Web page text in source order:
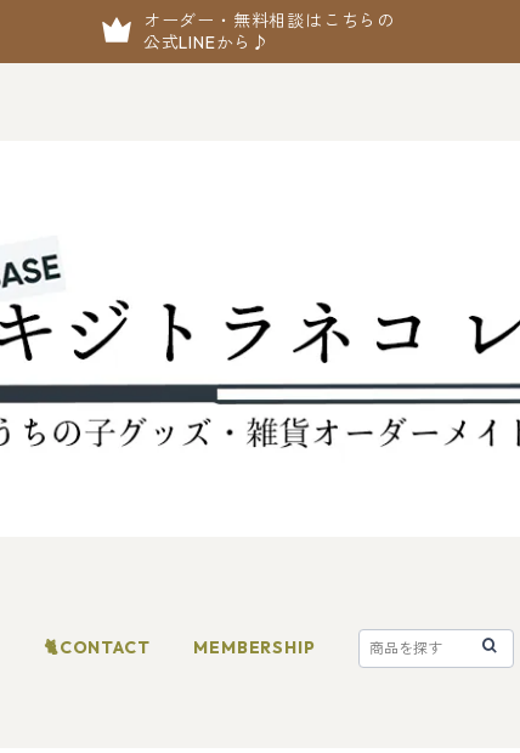
オーダー・無料相談はこちらの
公式LINEから♪
🐈CONTACT MEMBERSHIP